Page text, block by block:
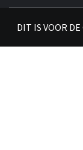
DIT IS VOOR